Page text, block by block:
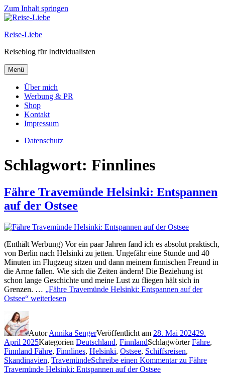
Zum Inhalt springen
Reise-Liebe
Reiseblog für Individualisten
Menü
Über mich
Werbung & PR
Shop
Kontakt
Impressum
Datenschutz
Schlagwort: Finnlines
Fähre Travemünde Helsinki: Entspannen
auf der Ostsee
(Enthält Werbung) Vor ein paar Jahren fand ich es absolut praktisch,
von Berlin nach Helsinki zu jetten. Ungefähr eine Stunde und 40
Minuten im Flugzeug sitzen und dann meinem finnischen Freund in
die Arme fallen. Wie sich die Zeiten ändern! Die Beziehung ist
schon lange Geschichte und meine Lust zu fliegen hält sich in
Grenzen. … „Fähre Travemünde Helsinki: Entspannen auf der
Ostsee“ weiterlesen
AutorAnnika SengerVeröffentlicht am 28. Mai 202429.
April 2025Kategorien Deutschland, FinnlandSchlagwörterFähre,
Finnland Fähre, Finnlines, Helsinki, Ostsee, Schiffsreisen,
Skandinavien, TravemündeSchreibe einen Kommentarzu Fähre
Travemünde Helsinki: Entspannen auf der Ostsee